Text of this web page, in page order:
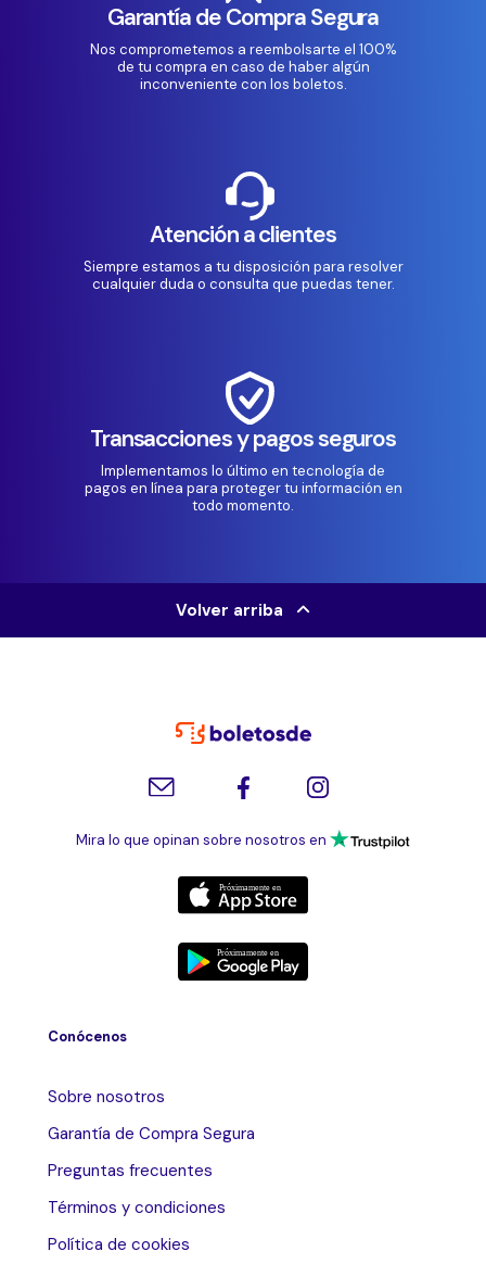
Garantía de Compra Segura
Nos comprometemos a reembolsarte el 100%
de tu compra en caso de haber algún
inconveniente con los boletos.
Atención a clientes
Siempre estamos a tu disposición para resolver
cualquier duda o consulta que puedas tener.
Transacciones y pagos seguros
Implementamos lo último en tecnología de
pagos en línea para proteger tu información en
todo momento.
Volver arriba
Mira lo que opinan sobre nosotros en
Conócenos
Sobre nosotros
Garantía de Compra Segura
Preguntas frecuentes
Términos y condiciones
Política de cookies